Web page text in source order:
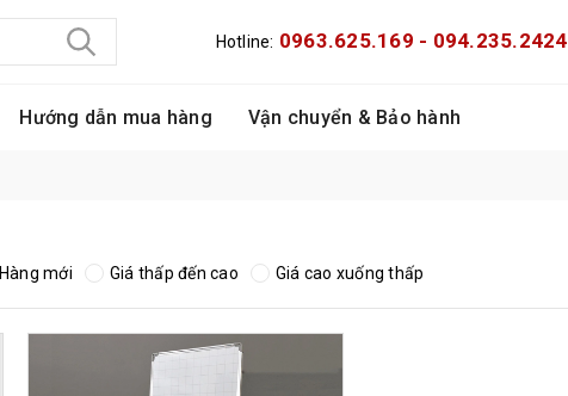
Hotline: 0963.625.169 - 094.235.2424
Hướng dẫn mua hàng Vận chuyển & Bảo hành
Hàng mới Giá thấp đến cao Giá cao xuống thấp